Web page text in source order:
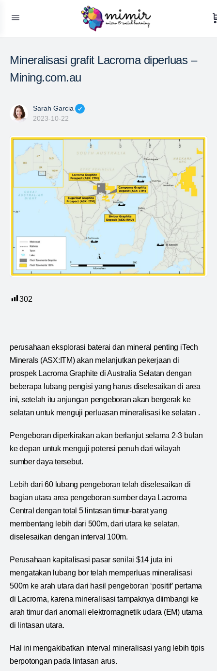
Mineralisasi grafit Lacroma diperluas –
Mining.com.au
Sarah Garcia
2023-10-22
302
perusahaan eksplorasi baterai dan mineral penting iTech
Minerals (ASX:ITM) akan melanjutkan pekerjaan di
prospek Lacroma Graphite di Australia Selatan dengan
beberapa lubang pengisi yang harus diselesaikan di area
ini, setelah itu anjungan pengeboran akan bergerak ke
selatan untuk menguji perluasan mineralisasi ke selatan .
Pengeboran diperkirakan akan berlanjut selama 2-3 bulan
ke depan untuk menguji potensi penuh dari wilayah
sumber daya tersebut.
Lebih dari 60 lubang pengeboran telah diselesaikan di
bagian utara area pengeboran sumber daya Lacroma
Central dengan total 5 lintasan timur-barat yang
membentang lebih dari 500m, dari utara ke selatan,
diselesaikan dengan interval 100m.
Perusahaan kapitalisasi pasar senilai $14 juta ini
mengatakan lubang bor telah memperluas mineralisasi
500m ke arah utara dari hasil pengeboran ‘positif’ pertama
di Lacroma, karena mineralisasi tampaknya diimbangi ke
arah timur dari anomali elektromagnetik udara (EM) utama
di lintasan utara.
Hal ini mengakibatkan interval mineralisasi yang lebih tipis
berpotongan pada lintasan arus.